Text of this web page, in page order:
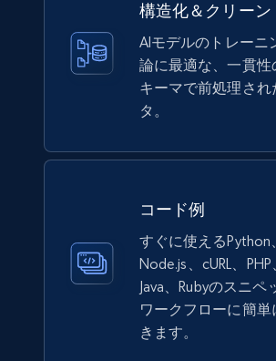
lc, Followers lc, Employees in linkedin
lc, and more.
Business 強化された
URL, Final price, Sku, Currency, Gtin,
Specifications, Image urls, Top
構造化＆クリーン
AIモデルのトレーニ
論に最適な、一貫性
キーマで前処理され
タ。
コード例
すぐに使えるPython
Node.js、cURL、PHP
Java、Rubyのスニペ
ワークフローに簡単
きます。